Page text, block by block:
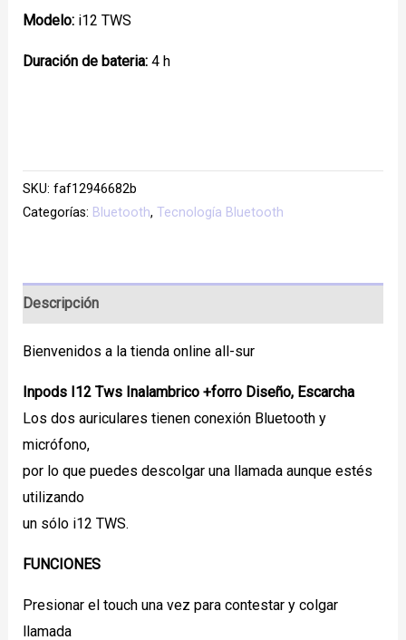
Modelo:i12 TWS
Duración de bateria:4 h
SKU: faf12946682b
Categorías: Bluetooth, Tecnología Bluetooth
Descripción
Bienvenidos a la tienda online all-sur
Inpods I12 Tws Inalambrico +forro Diseño, Escarcha
Los dos auriculares tienen conexión Bluetooth y
micrófono,
por lo que puedes descolgar una llamada aunque estés
utilizando
un sólo i12 TWS.
FUNCIONES
Presionar el touch una vez para contestar y colgar
llamada